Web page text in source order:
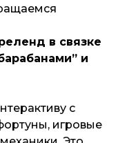
в связке
и
с
игровые